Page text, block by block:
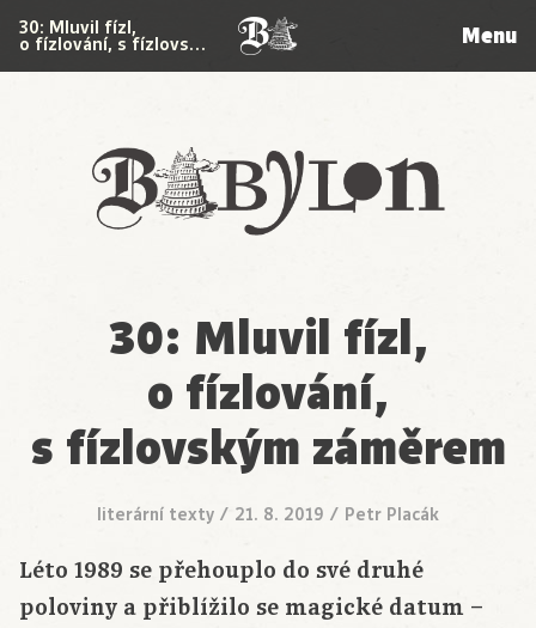
Babylon
30: Mluvil fízl,
o fízlování, s fízlovs… Menu
30: Mluvil fízl,
o fízlování,
s fízlovským záměrem
literární texty / 21. 8. 2019 / Petr Placák
Léto 1989 se přehouplo do své druhé
poloviny a přiblížilo se magické datum –